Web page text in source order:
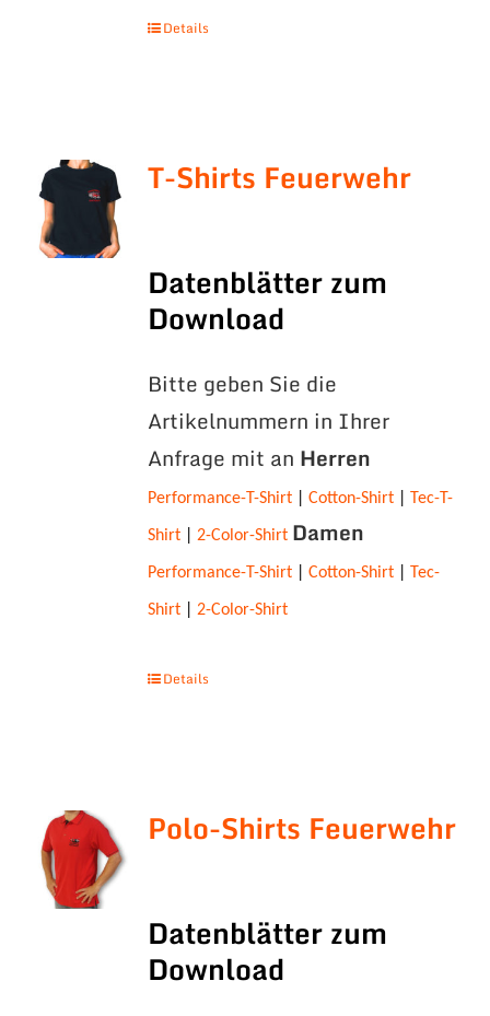
Details
T-Shirts Feuerwehr
Datenblätter zum
Download
Bitte geben Sie die
Artikelnummern in Ihrer
Anfrage mit an Herren
Performance-T-Shirt| Cotton-Shirt Tec-T-
Shirt| 2-Color-Shirt Damen
Performance-T-Shirt| Cotton-Shirt| Tec-
Shirt| 2-Color-Shirt
Details
Polo-Shirts Feuerwehr
Datenblätter zum
Download